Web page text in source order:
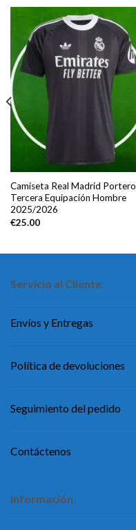
Camiseta Real Madrid Portero
Tercera Equipación Hombre
2025/2026
€25.00
Servicio al Cliente
Envíos y Entregas
Política de devoluciones
Seguimiento del pedido
Contáctenos
Información